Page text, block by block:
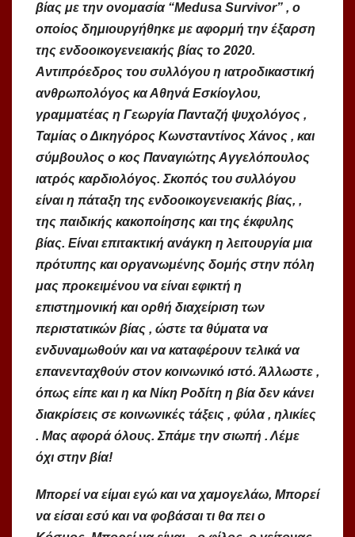
βίας με την ονομασία “Medusa Survivor” , ο
οποίος δημιουργήθηκε με αφορμή την έξαρση
της ενδοοικογενειακής βίας το 2020.
Αντιπρόεδρος του συλλόγου η ιατροδικαστική
ανθρωπολόγος κα Αθηνά Εσκίογλου,
γραμματέας η Γεωργία Πανταζή ψυχολόγος ,
Ταμίας ο Δικηγόρος Κωνσταντίνος Χάνος , και
σύμβουλος ο κος Παναγιώτης Αγγελόπουλος
ιατρός καρδιολόγος. Σκοπός του συλλόγου
είναι η πάταξη της ενδοοικογενειακής βίας, ,
της παιδικής κακοποίησης και της έκφυλης
βίας. Είναι επιτακτική ανάγκη η λειτουργία μια
πρότυπης και οργανωμένης δομής στην πόλη
μας προκειμένου να είναι εφικτή η
επιστημονική και ορθή διαχείριση των
περιστατικών βίας , ώστε τα θύματα να
ενδυναμωθούν και να καταφέρουν τελικά να
επανενταχθούν στον κοινωνικό ιστό. Άλλωστε ,
όπως είπε και η κα Νίκη Ροδίτη η βία δεν κάνει
διακρίσεις σε κοινωνικές τάξεις , φύλα , ηλικίες
. Μας αφορά όλους. Σπάμε την σιωπή . Λέμε
όχι στην βία!
Μπορεί να είμαι εγώ και να χαμογελάω, Μπορεί
να είσαι εσύ και να φοβάσαι τι θα πει ο